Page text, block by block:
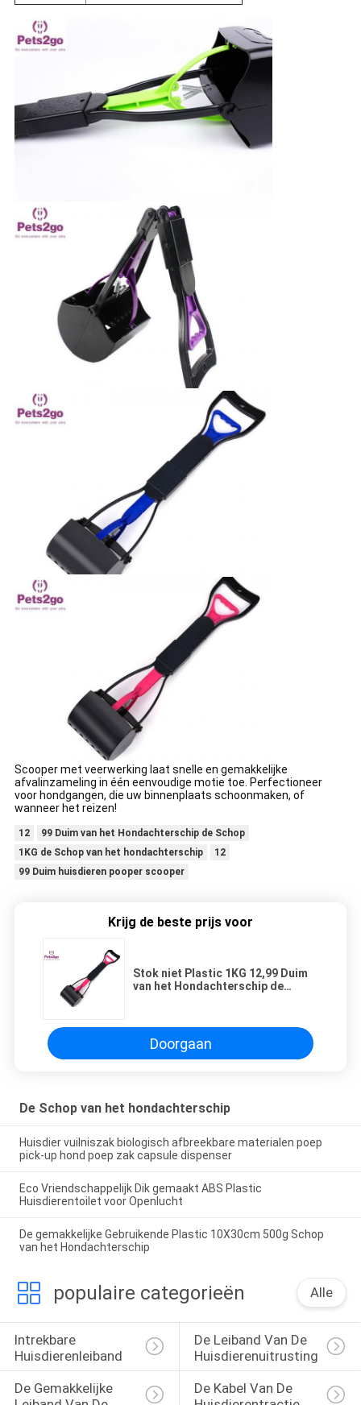
Scooper met veerwerking laat snelle en gemakkelijke
afvalinzameling in één eenvoudige motie toe. Perfectioneer
voor hondgangen, die uw binnenplaats schoonmaken, of
wanneer het reizen!
12
99 Duim van het Hondachterschip de Schop
1KG de Schop van het hondachterschip
12
99 Duim huisdieren pooper scooper
Krijg de beste prijs voor
Stok niet Plastic 1KG 12,99 Duim
van het Hondachterschip de
Doorgaan
De Schop van het hondachterschip
Huisdier vuilniszak biologisch afbreekbare materialen poep
pick-up hond poep zak capsule dispenser
Eco Vriendschappelijk Dik gemaakt ABS Plastic
Huisdierentoilet voor Openlucht
De gemakkelijke Gebruikende Plastic 10X30cm 500g Schop
van het Hondachterschip
populaire categorieën Alle
Intrekbare
Huisdierenleiband
De Leiband Van De
Huisdierenuitrusting
De Gemakkelijke
De Kabel Van De